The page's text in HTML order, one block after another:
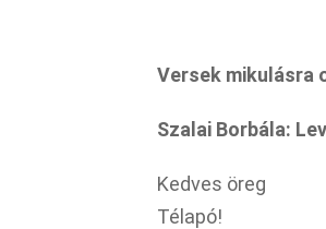
Versek mikulásra
Szalai Borbála:
Kedves öreg
Télapó!